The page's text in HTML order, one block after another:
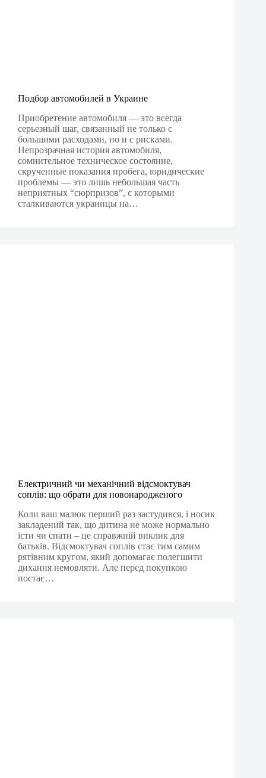
Подбор автомобилей в Украине
Приобретение автомобиля — это всегда
серьезный шаг, связанный не только с
большими расходами, но и с рисками.
Непрозрачная история автомобиля,
сомнительное техническое состояние,
скрученные показания пробега, юридические
проблемы — это лишь небольшая часть
неприятных “сюрпризов”, с которыми
сталкиваются украинцы на…
Електричний чи механічний відсмоктувач
соплів: що обрати для новонародженого
Коли ваш малюк перший раз застудився, і носик
закладений так, що дитина не може нормально
їсти чи спати – це справжній виклик для
батьків. Відсмоктувач соплів стає тим самим
рятівним кругом, який допомагає полегшити
дихання немовляти. Але перед покупкою
постає…